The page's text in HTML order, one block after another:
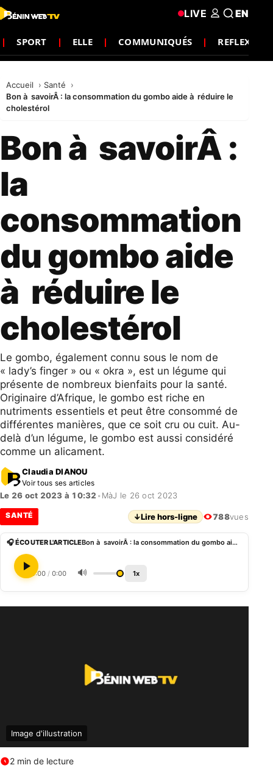
SPORT ELLE COMMUNIQUÉS REFLEXION
LIVE EN
Accueil
Santé
Bon à savoirÂ : la consommation du gombo aide à réduire le
cholestérol
Bon à savoirÂ :
la
consommation
du gombo aide
à réduire le
cholestérol
Le gombo, également connu sous le nom de
« lady’s finger » ou « okra », est un légume qui
présente de nombreux bienfaits pour la santé.
Originaire d’Afrique, le gombo est riche en
nutriments essentiels et peut être consommé de
différentes manières, que ce soit cru ou cuit. Au-
delà d’un légume, le gombo est aussi considéré
comme un alicament.
Claudia DIANOU
Voir tous ses articles
Le 26 oct 2023 à 10:32 • MàJ le 26 oct 2023
SANTÉ ↓Lire hors-ligne 788vues
🎧 ÉCOUTER L'ARTICLE Bon à savoirÂ : la consommation du gombo aide à réduire le cholestérol
0:00 / 0:00 🔊 1x
Image d'illustration
2 min de lecture